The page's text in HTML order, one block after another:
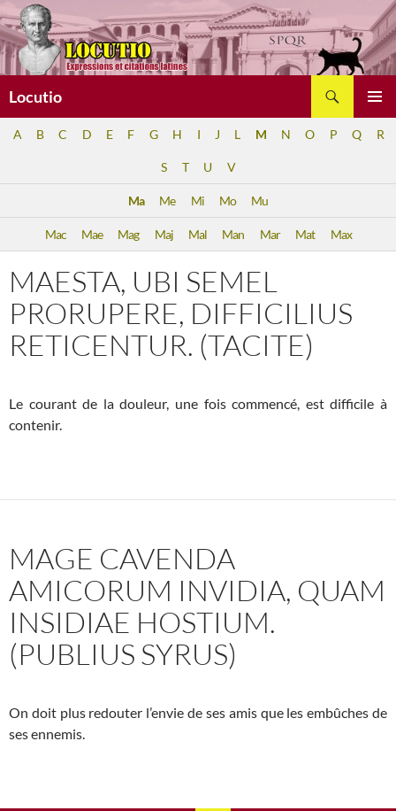
Aller
au
contenu
Locutio
A B C D E F G H I J L M N O P Q R
S T U V
Ma Me Mi Mo Mu
Mac Mae Mag Maj Mal Man Mar Mat Max
MAESTA, UBI SEMEL
PRORUPERE, DIFFICILIUS
RETICENTUR. (TACITE)
Le courant de la douleur, une fois commencé, est difficile à
contenir.
MAGE CAVENDA
AMICORUM INVIDIA, QUAM
INSIDIAE HOSTIUM.
(PUBLIUS SYRUS)
On doit plus redouter l’envie de ses amis que les embûches de
ses ennemis.